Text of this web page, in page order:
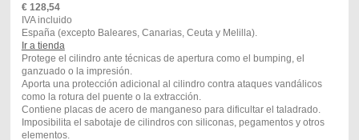
€ 128,54
IVA incluido
España (excepto Baleares, Canarias, Ceuta y Melilla).
Ir a tienda
Protege el cilindro ante técnicas de apertura como el bumping, el
ganzuado o la impresión.
Aporta una protección adicional al cilindro contra ataques vandálicos
como la rotura del puente o la extracción.
Contiene placas de acero de manganeso para dificultar el taladrado.
Imposibilita el sabotaje de cilindros con siliconas, pegamentos y otros
elementos.